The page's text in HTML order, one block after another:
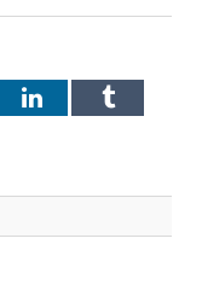
LinkedInTumblr